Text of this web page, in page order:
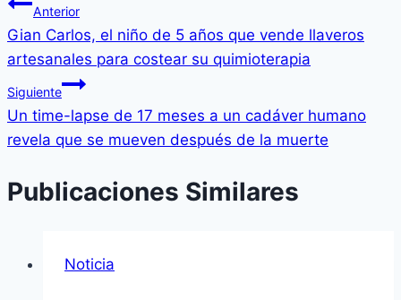
Anterior
Gian Carlos, el niño de 5 años que vende llaveros
artesanales para costear su quimioterapia
Siguiente
Un time-lapse de 17 meses a un cadáver humano
revela que se mueven después de la muerte
Publicaciones Similares
Noticia